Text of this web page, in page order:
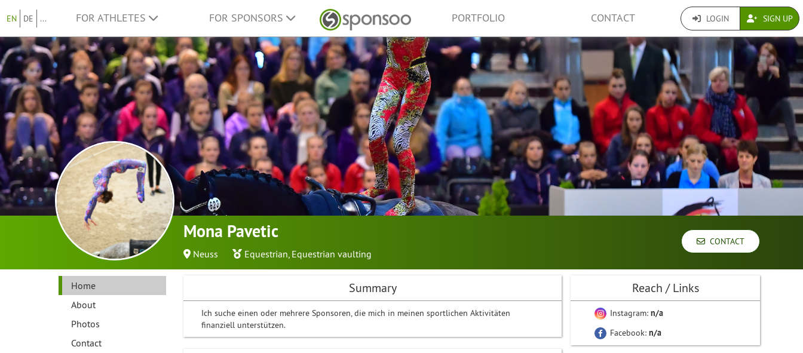
EN DE ... FOR ATHLETES FOR SPONSORS PORTFOLIO CONTACT LOGIN SIGN UP
Mona Pavetic
Neuss Equestrian, Equestrian vaulting
CONTACT
Home
About
Photos
Contact
Summary
Ich suche einen oder mehrere Sponsoren, die mich in meinen sportlichen Aktivitäten
finanziell unterstützen.
Reach / Links
Instagram:n/a
Facebook:n/a